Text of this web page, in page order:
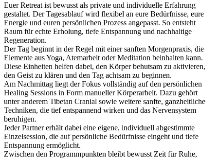
Euer Retreat ist bewusst als private und individuelle Erfahrung
gestaltet. Der Tagesablauf wird flexibel an eure Bedürfnisse, eure
Energie und euren persönlichen Prozess angepasst. So entsteht
Raum für echte Erholung, tiefe Entspannung und nachhaltige
Regeneration.
Der Tag beginnt in der Regel mit einer sanften Morgenpraxis, die
Elemente aus Yoga, Atemarbeit oder Meditation beinhalten kann.
Diese Einheiten helfen dabei, den Körper behutsam zu aktivieren,
den Geist zu klären und den Tag achtsam zu beginnen.
Am Nachmittag liegt der Fokus vollständig auf den persönlichen
Healing Sessions in Form manueller Körperarbeit. Dazu gehört
unter anderem Tibetan Cranial sowie weitere sanfte, ganzheitliche
Techniken, die tief entspannend wirken und das Nervensystem
beruhigen.
Jeder Partner erhält dabei eine eigene, individuell abgestimmte
Einzelsession, die auf persönliche Bedürfnisse eingeht und tiefe
Entspannung ermöglicht.
Zwischen den Programmpunkten bleibt bewusst Zeit für Ruhe,